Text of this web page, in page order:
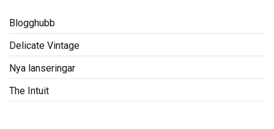
Blogghubb
Delicate Vintage
Nya lanseringar
The Intuit